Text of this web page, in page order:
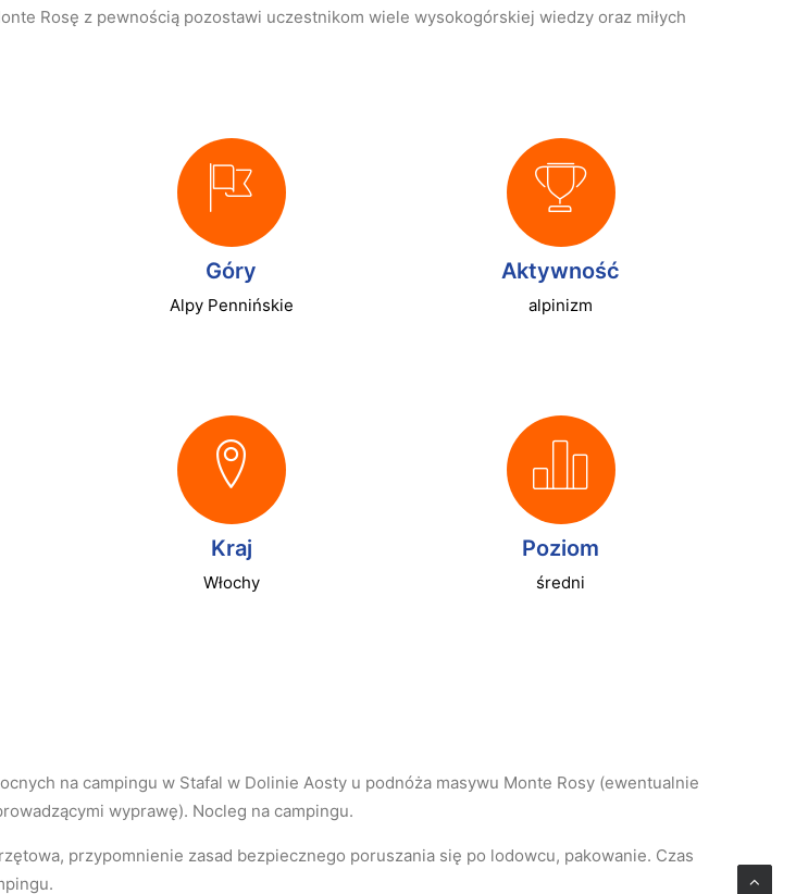
Rosę z pewnością pozostawi uczestnikom wiele wysokogórskiej wiedzy oraz miłych
Góry
Alpy Pennińskie
Aktywność
alpinizm
Kraj
Włochy
Poziom
średni
na campingu w Stafal w Dolinie Aosty u podnóża masywu Monte Rosy (ewentualnie
wyprawę). Nocleg na campingu.
przypomnienie zasad bezpiecznego poruszania się po lodowcu, pakowanie. Czas